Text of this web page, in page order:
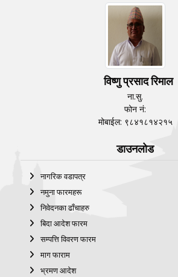
विष्णु प्रसाद रिमाल
ना.सु.
फोन नं:
मोबाईल: ९८४१८१४२१५
डाउनलोड
नागरिक वडापत्र
नमुना फारमहरू
निवेदनका ढाँचाहरु
बिदा आदेश फारम
सम्पत्ति विवरण फारम
माग फाराम
भ्रमण आदेश